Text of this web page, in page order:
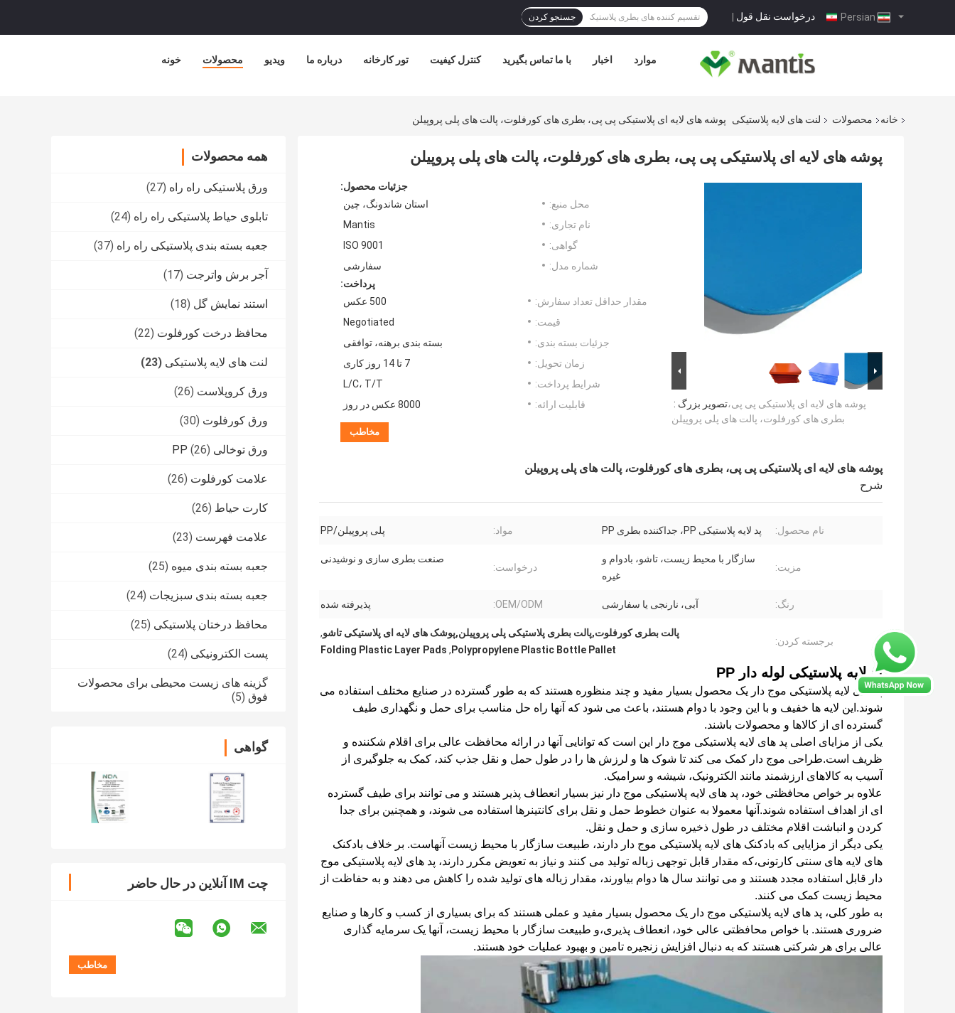
درخواست نقل قول | جستجو کردن
خونه محصولات ویدیو درباره ما تور کارخانه کنترل کیفیت با ما تماس بگیرید اخبار موارد
خانه محصولات لنت های لایه پلاستیکی پوشه های لایه ای پلاستیکی پی پی، بطری های کورفلوت، پالت های پلی پروپیلن
همه محصولات
ورق پلاستیکی راه راه (27)
تابلوی حیاط پلاستیکی راه راه (24)
جعبه بسته بندی پلاستیکی راه راه (37)
آجر برش واترجت (17)
استند نمایش گل (18)
محافظ درخت کورفلوت (22)
لنت های لایه پلاستیکی (23)
ورق کروپلاست (26)
ورق کورفلوت (30)
ورق توخالی PP (26)
علامت کورفلوت (26)
کارت حیاط (26)
علامت فهرست (23)
جعبه بسته بندی میوه (25)
جعبه بسته بندی سبزیجات (24)
محافظ درختان پلاستیکی (25)
پست الکترونیکی (24)
گزینه های زیست محیطی برای محصولات
فوق (5)
گواهی
چت IM آنلاین در حال حاضر
پوشه های لایه ای پلاستیکی پی پی، بطری های کورفلوت، پالت های پلی پروپیلن
تصویر بزرگ :پوشه های لایه ای پلاستیکی پی پی،
بطری های کورفلوت، پالت های پلی پروپیلن
جزئیات محصول:
محل منبع:
استان شاندونگ، چین
نام تجاری:
Mantis
گواهی:
ISO 9001
شماره مدل:
سفارشی
پرداخت:
مقدار حداقل تعداد سفارش:
500 عکس
قیمت:
Negotiated
جزئیات بسته بندی:
بسته بندی برهنه، توافقی
زمان تحویل:
7 تا 14 روز کاری
شرایط پرداخت:
L/C، T/T
قابلیت ارائه:
8000 عکس در روز
مخاطب
پوشه های لایه ای پلاستیکی پی پی، بطری های کورفلوت، پالت های پلی پروپیلن
شرح
نام محصول: پد لایه پلاستیکی PP، جداکننده بطری PP مواد: پلی پروپیلن/PP
مزیت:
سازگار با محیط زیست، تاشو، بادوام و
غیره
درخواست:
صنعت بطری سازی و نوشیدنی
رنگ: آبی، نارنجی یا سفارشی OEM/ODM: پذیرفته شده
برجسته کردن:
پالت بطری کورفلوت,پالت بطری پلاستیکی پلی پروپیلن,پوشک های لایه ای پلاستیکی تاشو,
Polypropylene Plastic Bottle Pallet
,
Folding Plastic Layer Pads
پد لایه پلاستیکی لوله دار PP
پد های لایه پلاستیکی موج دار یک محصول بسیار مفید و چند منظوره هستند که به طور گسترده در صنایع مختلف استفاده می
شوند.اين لايه ها خفيف و با اين وجود با دوام هستند، باعث می شود که آنها راه حل مناسب برای حمل و نگهداری طیف
گسترده ای از کالاها و محصولات باشند.
یکی از مزایای اصلی پد های لایه پلاستیکی موج دار این است که توانایی آنها در ارائه محافظت عالی برای اقلام شکننده و
ظریف است.طراحی موج دار کمک می کند تا شوک ها و لرزش ها را در طول حمل و نقل جذب کند، کمک به جلوگیری از
آسیب به کالاهای ارزشمند مانند الکترونیک، شیشه و سرامیک.
علاوه بر خواص محافظتی خود، پد های لایه پلاستیکی موج دار نیز بسیار انعطاف پذیر هستند و می توانند برای طیف گسترده
ای از اهداف استفاده شوند.آنها معمولا به عنوان خطوط حمل و نقل برای کانتینرها استفاده می شوند، و همچنین برای جدا
کردن و انباشت اقلام مختلف در طول ذخیره سازی و حمل و نقل.
یکی دیگر از مزایایی که بادکنک های لایه پلاستیکی موج دار دارند، طبیعت سازگار با محیط زیست آنهاست. بر خلاف بادکنک
های لایه های سنتی کارتونی،که مقدار قابل توجهی زباله تولید می کنند و نیاز به تعویض مکرر دارند، پد های لایه پلاستیکی موج
دار قابل استفاده مجدد هستند و می توانند سال ها دوام بیاورند، مقدار زباله های تولید شده را کاهش می دهند و به حفاظت از
محیط زیست کمک می کنند.
به طور کلی، پد های لایه پلاستیکی موج دار یک محصول بسیار مفید و عملی هستند که برای بسیاری از کسب و کارها و صنایع
ضروری هستند. با خواص محافظتی عالی خود، انعطاف پذیری،و طبیعت سازگار با محیط زیست، آنها یک سرمایه گذاری
عالی برای هر شرکتی هستند که به دنبال افزایش زنجیره تامین و بهبود عملیات خود هستند.